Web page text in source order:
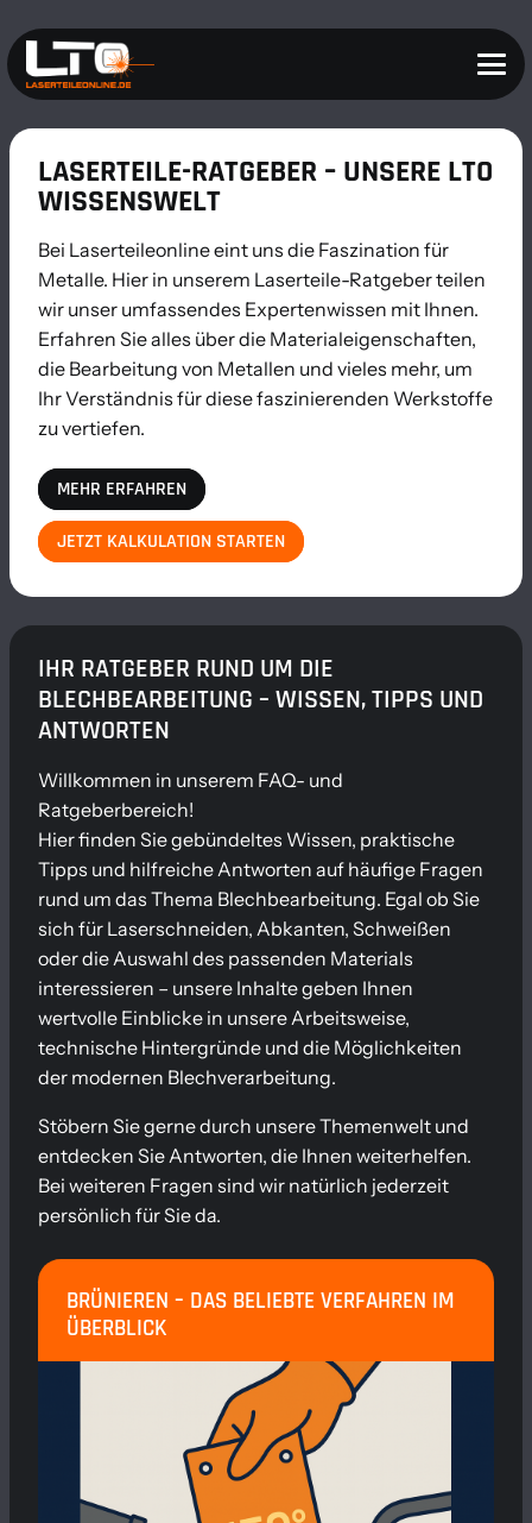
LASERTEILE-RATGEBER – UNSERE LTO
WISSENSWELT
Bei Laserteileonline eint uns die Faszination für
Metalle. Hier in unserem Laserteile-Ratgeber teilen
wir unser umfassendes Expertenwissen mit Ihnen.
Erfahren Sie alles über die Materialeigenschaften,
die Bearbeitung von Metallen und vieles mehr, um
Ihr Verständnis für diese faszinierenden Werkstoffe
zu vertiefen.
MEHR ERFAHREN
JETZT KALKULATION STARTEN
IHR RATGEBER RUND UM DIE
BLECHBEARBEITUNG – WISSEN, TIPPS UND
ANTWORTEN
Willkommen in unserem FAQ- und
Ratgeberbereich!
Hier finden Sie gebündeltes Wissen, praktische
Tipps und hilfreiche Antworten auf häufige Fragen
rund um das Thema Blechbearbeitung. Egal ob Sie
sich für Laserschneiden, Abkanten, Schweißen
oder die Auswahl des passenden Materials
interessieren – unsere Inhalte geben Ihnen
wertvolle Einblicke in unsere Arbeitsweise,
technische Hintergründe und die Möglichkeiten
der modernen Blechverarbeitung.
Stöbern Sie gerne durch unsere Themenwelt und
entdecken Sie Antworten, die Ihnen weiterhelfen.
Bei weiteren Fragen sind wir natürlich jederzeit
persönlich für Sie da.
BRÜNIEREN – DAS BELIEBTE VERFAHREN IM
ÜBERBLICK